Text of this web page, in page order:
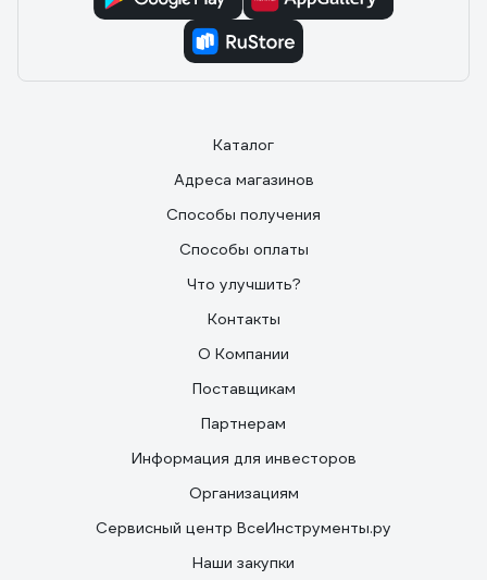
Каталог
Адреса магазинов
Способы получения
Способы оплаты
Что улучшить?
Контакты
О Компании
Поставщикам
Партнерам
Информация для инвесторов
Организациям
Сервисный центр ВсеИнструменты.ру
Наши закупки